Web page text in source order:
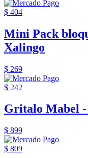
$ 404
Mini Pack
Xalingo
$ 269
$ 242
Gritalo Mabel -
$ 899
$ 809